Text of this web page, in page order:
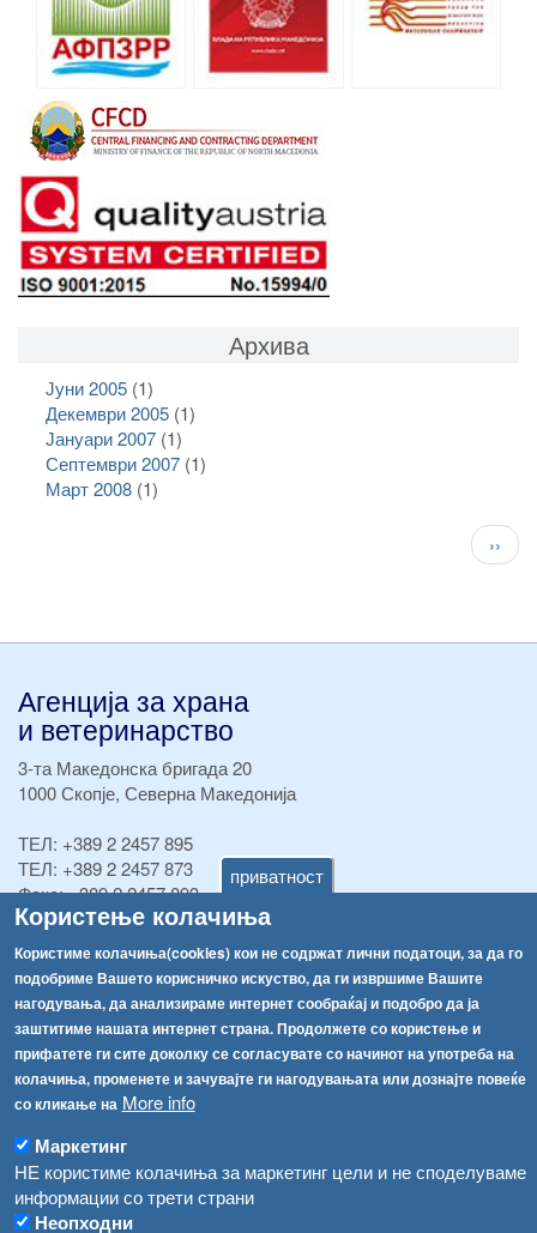
приватност
Користење колачиња
Користиме колачиња(cookies) кои не содржат лични податоци, за да го
подобриме Вашето корисничко искуство, да ги извршиме Вашите
нагодувања, да анализираме интернет сообраќај и подобро да ја
заштитиме нашата интернет страна. Продолжете со користење и
прифатете ги сите доколку се согласувате со начинот на употреба на
колачиња, променете и зачувајте ги нагодувањата или дознајте повеќе
со кликање на More info
Маркетинг
НЕ користиме колачиња за маркетинг цели и не споделуваме
информации со трети страни
Неопходни
Архива
Јуни 2005(1)
Декември 2005(1)
Јануари 2007(1)
Септември 2007(1)
Март 2008(1)
››
Агенција за храна
и ветеринарство
3-та Македонска бригада 20
1000 Скопје, Северна Македонија
ТЕЛ: +389 2 2457 895
ТЕЛ: +389 2 2457 873
Факс:+389 2 2457 893
Факс:+389 2 2457 871
info@fva.gov.mk
[АХВ-претходна страна]
Соопштенија
Република Бугарија ги засили официјалните контроли при увоз на свежо овошје и зеленчук
Високите температури ризик од труење со храна, опасни се и за животните
Водата во Гостивар може да се користи како техничка, продолжува испораката на флаширана вода
Во Гостивар спроведени 70 вонредни контроли
Навигација
Архива
Регистри
Забрани